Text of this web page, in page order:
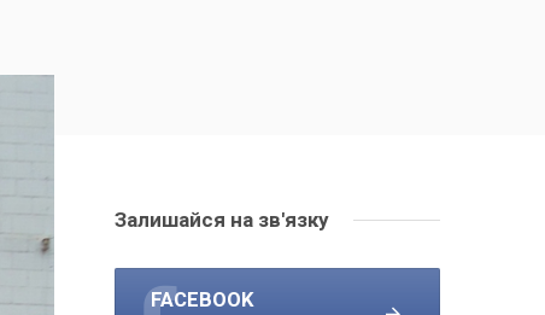
Залишайся на зв'язку
FACEBOOK